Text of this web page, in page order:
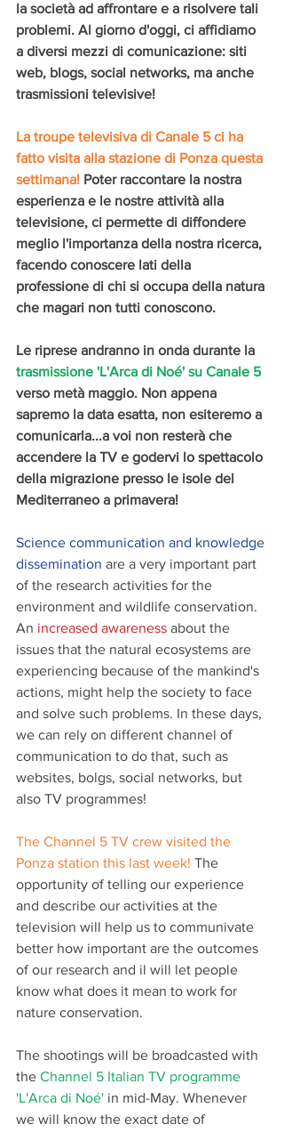
la società ad affrontare e a risolvere tali
problemi. Al giorno d'oggi, ci affidiamo
a diversi mezzi di comunicazione: siti
web, blogs, social networks, ma anche
trasmissioni televisive!
La troupe televisiva di Canale 5 ci ha
fatto visita alla stazione di Ponza questa
settimana! Poter raccontare la nostra
esperienza e le nostre attività alla
televisione, ci permette di diffondere
meglio l'importanza della nostra ricerca,
facendo conoscere lati della
professione di chi si occupa della natura
che magari non tutti conoscono.
Le riprese andranno in onda durante la
trasmissione 'L'Arca di Noé' su Canale 5
verso metà maggio. Non appena
sapremo la data esatta, non esiteremo a
comunicarla...a voi non resterà che
accendere la TV e godervi lo spettacolo
della migrazione presso le isole del
Mediterraneo a primavera!
Science communication and knowledge
dissemination are a very important part
of the research activities for the
environment and wildlife conservation.
An increased awareness about the
issues that the natural ecosystems are
experiencing because of the mankind's
actions, might help the society to face
and solve such problems. In these days,
we can rely on different channel of
communication to do that, such as
websites, bolgs, social networks, but
also TV programmes!
The Channel 5 TV crew visited the
Ponza station this last week! The
opportunity of telling our experience
and describe our activities at the
television will help us to communivate
better how important are the outcomes
of our research and il will let people
know what does it mean to work for
nature conservation.
The shootings will be broadcasted with
the Channel 5 Italian TV programme
'L'Arca di Noé' in mid-May. Whenever
we will know the exact date of